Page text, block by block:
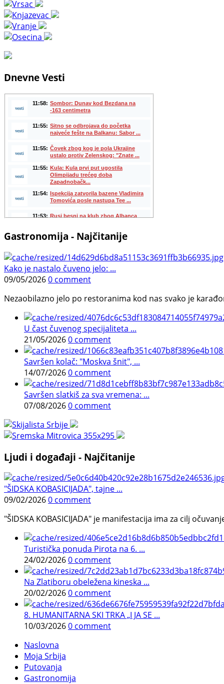
Dnevne Vesti
Gastronomija - Najčitanije
Kako je nastalo čuveno jelo: ...
09/05/20260 comment
Nezaobilazno jelo po restoranima kod nas svako je
U čast čuvenog specijaliteta ...
21/05/20260 comment
Savršen kolač: "Moskva šnit", ...
14/07/20260 comment
Savršen slatkiš za sva vremena: ...
07/08/20260 comment
Ljudi i događaji - Najčitanije
"ŠIDSKA KOBASICIJADA", tajne ...
09/02/20260 comment
"ŠIDSKA KOBASICIJADA" je manifestacija ima za cilj
Turistička ponuda Pirota na 6. ...
24/02/20260 comment
Na Zlatiboru obeležena kineska ...
20/02/20260 comment
8. HUMANITARNA SKI TRKA „I JA SE ...
10/03/20260 comment
Naslovna
Moja Srbija
Putovanja
Gastronomija